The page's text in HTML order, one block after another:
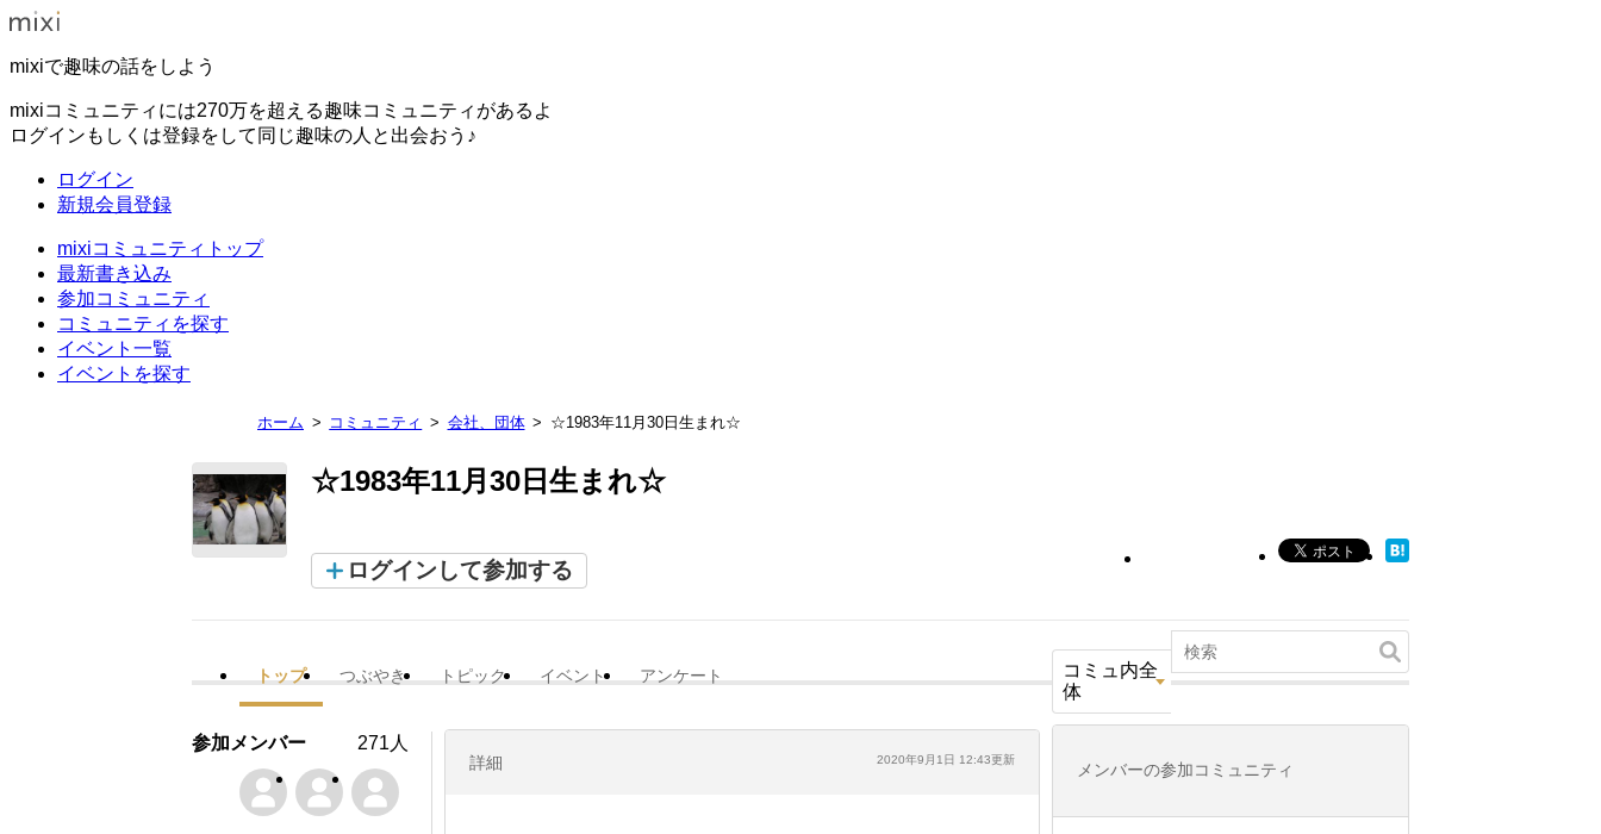
mixiで趣味の話をしよう
mixiコミュニティには270万を超える趣味コミュニティがあるよ
ログインもしくは登録をして同じ趣味の人と出会おう♪
ログイン
新規会員登録
mixiコミュニティトップ
最新書き込み
参加コミュニティ
コミュニティを探す
イベント一覧
イベントを探す
ホーム コミュニティ 会社、団体 ☆1983年11月30日生まれ☆
☆1983年11月30日生まれ☆
ログインして参加する
トップ つぶやき トピック イベント アンケート
コミュ内全
体
詳細 2020年9月1日 12:43更新
参加メンバー 271人
メンバーの参加コミュニティ